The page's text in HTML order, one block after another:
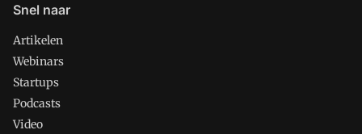
Snel naar
Artikelen
Webinars
Startups
Podcasts
Video